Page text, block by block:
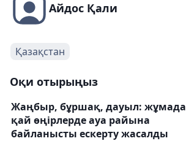
Айдос Қали
Қазақстан
Оқи отырыңыз
Жаңбыр, бұршақ, дауыл: жұмада
қай өңірлерде ауа райына
байланысты ескерту жасалды